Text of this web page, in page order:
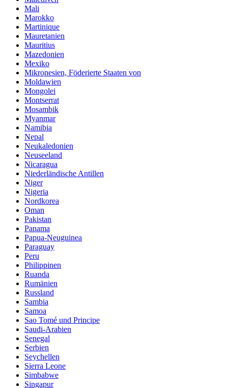
Mali
Marokko
Martinique
Mauretanien
Mauritius
Mazedonien
Mexiko
Mikronesien, Föderierte Staaten von
Moldawien
Mongolei
Montserrat
Mosambik
Myanmar
Namibia
Nepal
Neukaledonien
Neuseeland
Nicaragua
Niederländische Antillen
Niger
Nigeria
Nordkorea
Oman
Pakistan
Panama
Papua-Neuguinea
Paraguay
Peru
Philippinen
Ruanda
Rumänien
Russland
Sambia
Samoa
Sao Tomé und Principe
Saudi-Arabien
Senegal
Serbien
Seychellen
Sierra Leone
Simbabwe
Singapur